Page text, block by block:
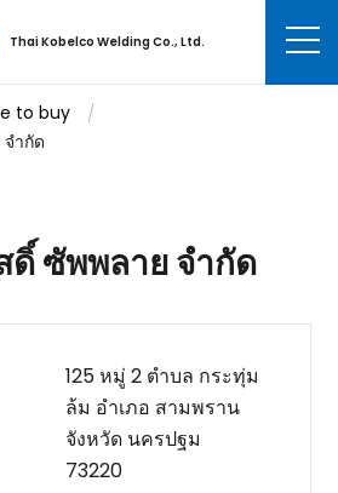
Thai Kobelco Welding Co., Ltd.
to buy
ำกัด
ดิ์ ซัพพลาย จำกัด
125 หมู่ 2 ตำบล กระทุ่ม
ล้ม อำเภอ สามพราน
จังหวัด นครปฐม
73220